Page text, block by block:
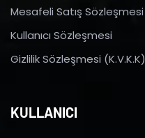
Mesafeli Satış Sözleşmesi
Kullanıcı Sözleşmesi
Gizlilik Sözleşmesi (K.V.K.K)
KULLANICI